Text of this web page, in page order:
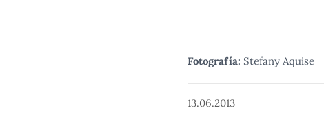
Fotografía: Stefany Aquise
13.06.2013